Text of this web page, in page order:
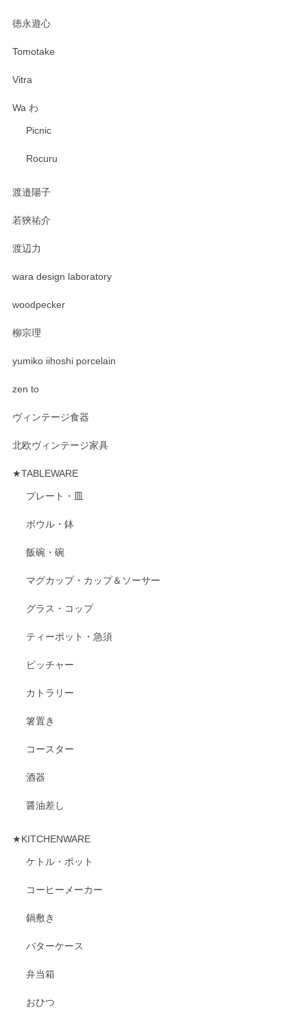
徳永遊心
Tomotake
Vitra
Wa わ
Picnic
Rocuru
渡邉陽子
若狹祐介
渡辺力
wara design laboratory
woodpecker
柳宗理
yumiko iihoshi porcelain
zen to
ヴィンテージ食器
北欧ヴィンテージ家具
★TABLEWARE
プレート・皿
ボウル・鉢
飯碗・碗
マグカップ・カップ＆ソーサー
グラス・コップ
ティーポット・急須
ピッチャー
カトラリー
箸置き
コースター
酒器
醤油差し
★KITCHENWARE
ケトル・ポット
コーヒーメーカー
鍋敷き
バターケース
弁当箱
おひつ